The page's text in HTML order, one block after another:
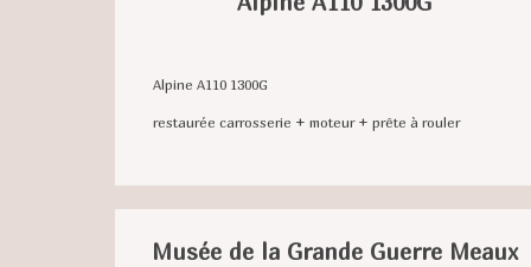
Alpine A110 1300G
restaurée carrosserie + moteur + prête à rouler
Musée de la Grande Guerre Meaux